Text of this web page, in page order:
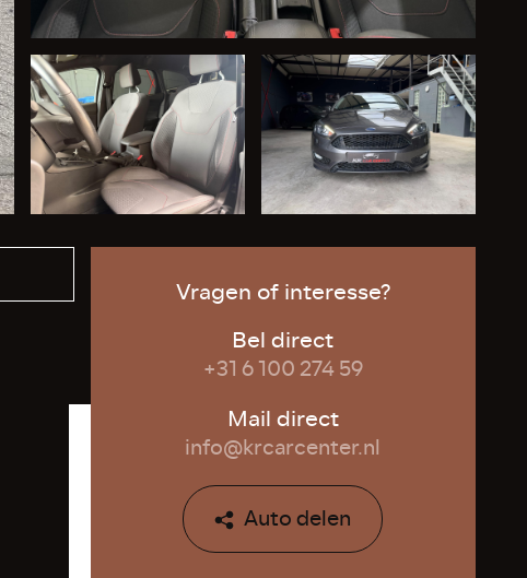
Vragen of interesse?
Bel direct
+31 6 100 274 59
Mail direct
info@krcarcenter.nl
Auto delen